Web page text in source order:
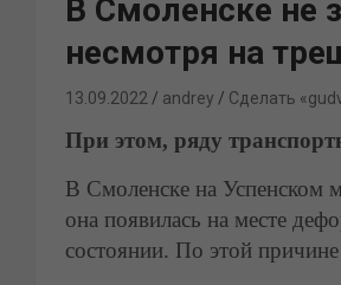
В Смоленске не
несмотря на
13.09.2022 andrey Сделать
При этом, ряду
В Смоленске на Успенском
она появилась на месте
состоянии. По этой